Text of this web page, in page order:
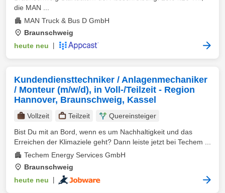
die MAN ...
MAN Truck & Bus D GmbH
Braunschweig
heute neu
Kundendiensttechniker / Anlagenmechaniker
/ Monteur (m/w/d), in Voll-/Teilzeit - Region
Hannover, Braunschweig, Kassel
Vollzeit Teilzeit
Quereinsteiger
Bist Du mit an Bord, wenn es um Nachhaltigkeit und das
Erreichen der Klimaziele geht? Dann leiste jetzt bei Techem ...
Techem Energy Services GmbH
Braunschweig
heute neu